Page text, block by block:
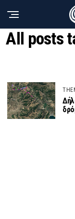
All posts